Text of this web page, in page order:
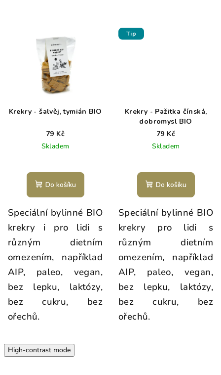
Krekry - šalvěj, tymián BIO
79 Kč
Skladem
Do košíku
Speciální bylinné BIO
krekry i pro lidi s
různým dietním
omezením, například
AIP, paleo, vegan,
bez lepku, laktózy,
bez cukru, bez
ořechů.
Tip
Krekry - Pažitka čínská,
dobromysl BIO
79 Kč
Skladem
Do košíku
Speciální bylinné BIO
krekry pro lidi s
různým dietním
omezením, například
AIP, paleo, vegan,
bez lepku, laktózy,
bez cukru, bez
ořechů.
High-contrast mode